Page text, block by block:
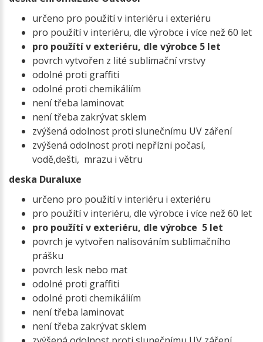
určeno pro použití v interiéru i exteriéru
pro použítí v interiéru, dle výrobce i více než 60 let
pro použítí v exteriéru, dle výrobce 5 let
povrch vytvořen z lité sublimační vrstvy
odolné proti graffiti
odolné proti chemikáliím
není třeba laminovat
není třeba zakrývat sklem
zvýšená odolnost proti slunečnímu UV záření
zvýšená odolnost proti nepřízni počasí,
vodě,dešti, mrazu i větru
deska Duraluxe
určeno pro použití v interiéru i exteriéru
pro použítí v interiéru, dle výrobce i více než 60 let
pro použítí v exteriéru, dle výrobce 5 let
povrch je vytvořen nalisováním sublimačního
prášku
povrch lesk nebo mat
odolné proti graffiti
odolné proti chemikáliím
není třeba laminovat
není třeba zakrývat sklem